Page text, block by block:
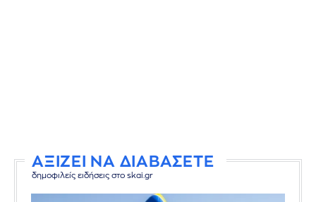
ΑΞΙΖΕΙ ΝΑ ΔΙΑΒΑΣΕΤΕ
δημοφιλείς ειδήσεις στο skai.gr